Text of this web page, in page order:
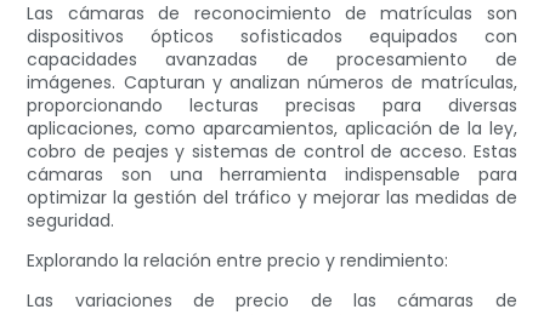
Las cámaras de reconocimiento de matrículas son
dispositivos ópticos sofisticados equipados con
capacidades avanzadas de procesamiento de
imágenes. Capturan y analizan números de matrículas,
proporcionando lecturas precisas para diversas
aplicaciones, como aparcamientos, aplicación de la ley,
cobro de peajes y sistemas de control de acceso. Estas
cámaras son una herramienta indispensable para
optimizar la gestión del tráfico y mejorar las medidas de
seguridad.
Explorando la relación entre precio y rendimiento:
Las variaciones de precio de las cámaras de